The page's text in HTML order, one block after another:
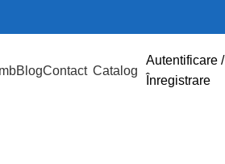
BlogContact Catalog
Autentificare /
Înregistrare